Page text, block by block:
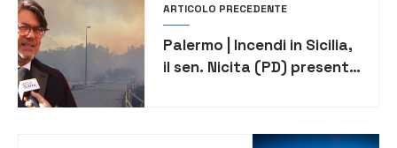
ARTICOLO PRECEDENTE
Palermo | Incendi in Sicilia,
il sen. Nicita (PD) presenta